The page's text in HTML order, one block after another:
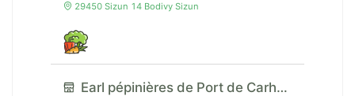
29450 Sizun 14 Bodivy Sizun
Earl pépinières de Port de Carhaix